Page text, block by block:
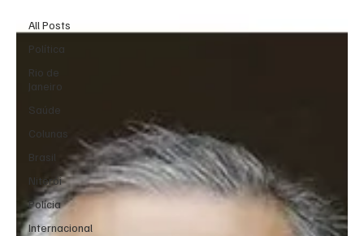
All Posts
Política
Rio de
Janeiro
Saúde
Colunas
Brasil
Niterói
Polícia
Internacional